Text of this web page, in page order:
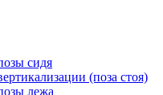
сидя
(поза стоя)
лежа